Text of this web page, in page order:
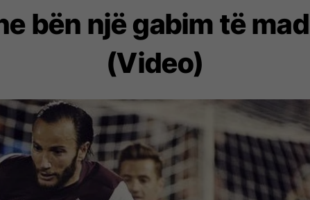
bën një gabim të
(Video)